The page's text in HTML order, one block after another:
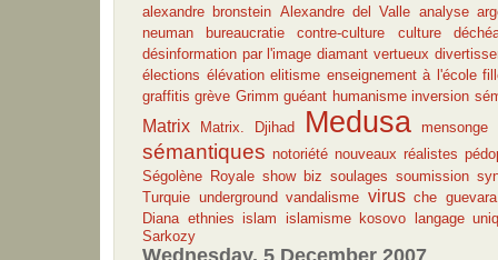
alexandre bronstein Alexandre del Valle analyse
neuman
bureaucratie contre-culture culture
désinformation par l'image diamant vertueux
élections élévation elitisme enseignement à l'école
graffitis grève Grimm guéant humanisme inversion
Matrix Matrix. Djihad Medusa mensonge
sémantiques notoriété nouveaux réalistes
Ségolène Royale show biz soulages soumission
Turquie underground vandalisme virus che guevara
Diana ethnies islam islamisme kosovo
langage
Sarkozy
Wednesday, 5 December 2007